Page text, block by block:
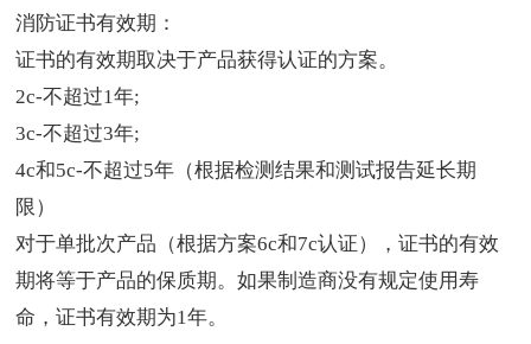
消防证书有效期：
证书的有效期取决于产品获得认证的方案。
2c-不超过1年;
3c-不超过3年;
4c和5c-不超过5年（根据检测结果和测试报告延长期
限）
对于单批次产品（根据方案6c和7c认证），证书的有效
期将等于产品的保质期。如果制造商没有规定使用寿
命，证书有效期为1年。